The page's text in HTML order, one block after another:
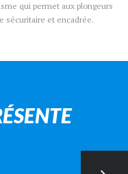
qui permet aux plongeurs
sécuritaire et encadrée.